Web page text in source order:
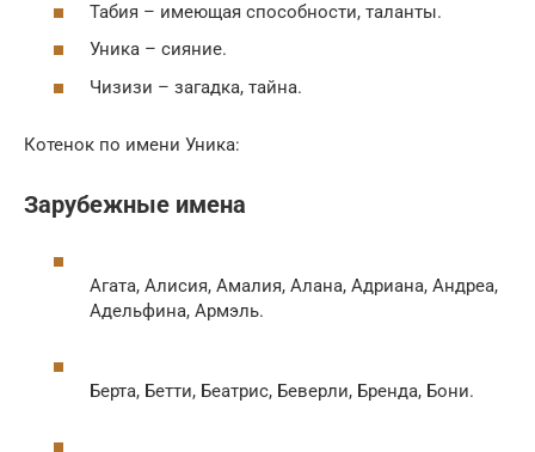
Табия – имеющая способности, таланты.
Уника – сияние.
Чизизи – загадка, тайна.
Котенок по имени Уника:
Зарубежные имена
Агата, Алисия, Амалия, Алана, Адриана, Андреа,
Адельфина, Армэль.
Берта, Бетти, Беатрис, Беверли, Бренда, Бони.